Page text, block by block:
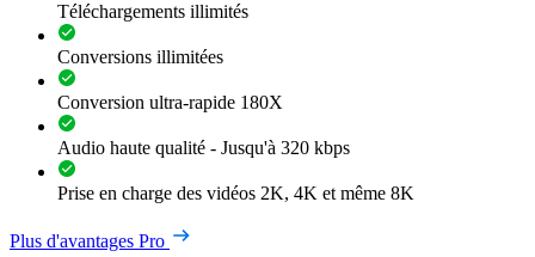
Téléchargements illimités
Conversions illimitées
Conversion ultra-rapide 180X
Audio haute qualité - Jusqu'à 320 kbps
Prise en charge des vidéos 2K, 4K et même 8K
Plus d'avantages Pro